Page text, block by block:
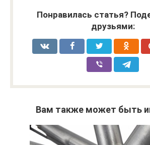
Понравилась статья?
друзьями:
Вам также может быть